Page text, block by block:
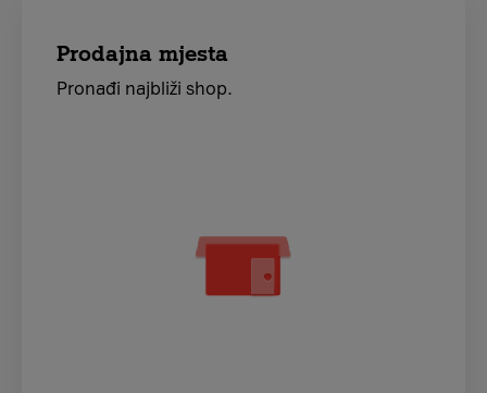
Prodajna mjesta
Pronađi najbliži shop.